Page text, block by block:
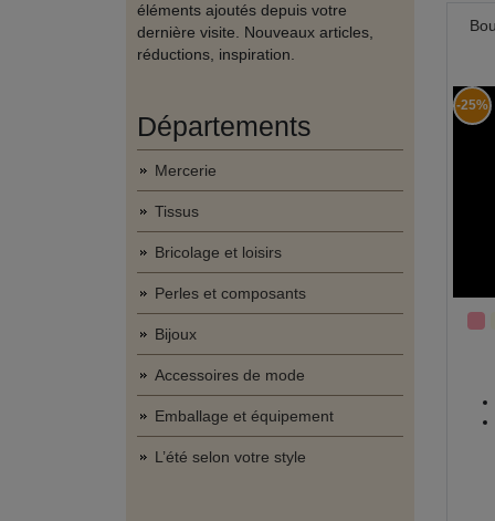
éléments ajoutés depuis votre
dernière visite. Nouveaux articles,
réductions, inspiration.
Départements
Mercerie
Tissus
Bricolage et loisirs
Perles et composants
Bijoux
Accessoires de mode
Emballage et équipement
L’été selon votre style
-25%